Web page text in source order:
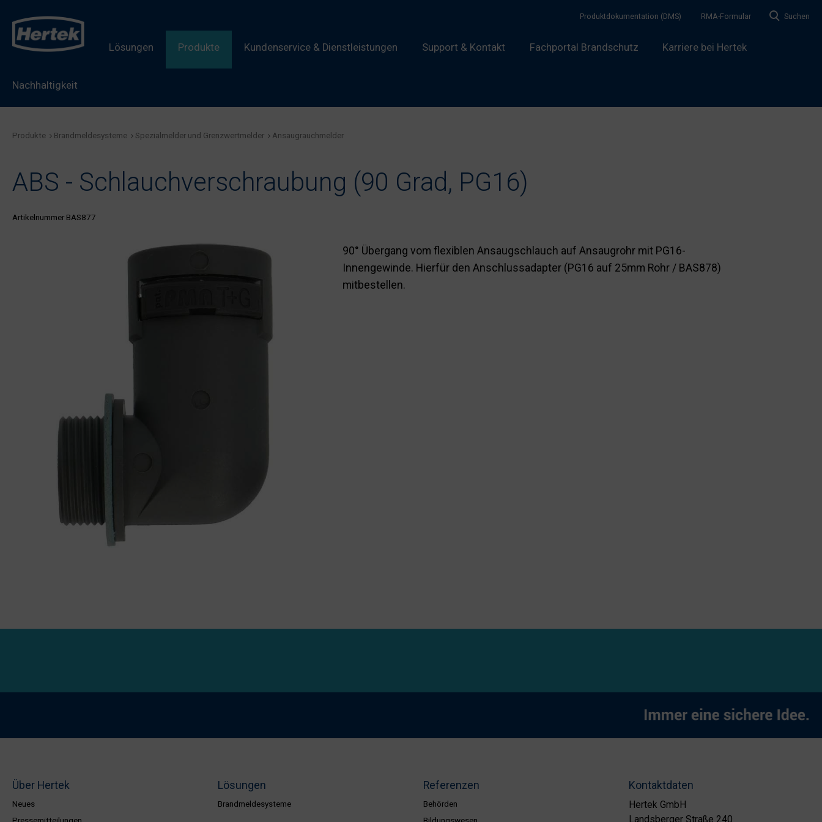
Lösungen Produkte Kundenservice & Dienstleistungen Support & Kontakt Fachportal Brandschutz Karriere bei Hertek
Nachhaltigkeit
Produktdokumentation (DMS) RMA-Formular Suchen
Produkte Brandmeldesysteme Spezialmelder und Grenzwertmelder Ansaugrauchmelder
ABS - Schlauchverschraubung (90 Grad, PG16)
Artikelnummer BAS877
90° Übergang vom flexiblen Ansaugschlauch auf Ansaugrohr mit PG16-
Innengewinde. Hierfür den Anschlussadapter (PG16 auf 25mm Rohr / BAS878)
mitbestellen.
Über Hertek
Neues
Lösungen
Brandmeldesysteme
Referenzen
Behörden
Kontaktdaten
Hertek GmbH